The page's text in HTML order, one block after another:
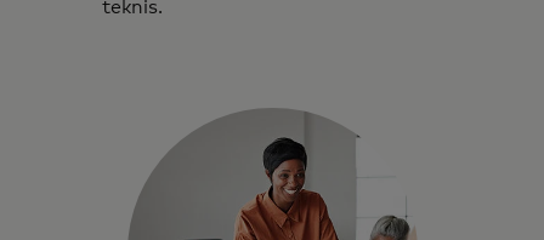
teknis.